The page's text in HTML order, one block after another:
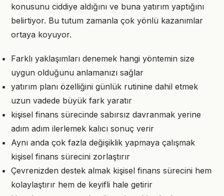
konusunu ciddiye aldığını ve buna yatırım yaptığını
belirtiyor. Bu tutum zamanla çok yönlü kazanımlar
ortaya koyuyor.
Farklı yaklaşımları denemek hangi yöntemin size
uygun olduğunu anlamanızı sağlar
yatırım planı özelliğini günlük rutinine dahil etmek
uzun vadede büyük fark yaratır
kişisel finans sürecinde sabırsız davranmak yerine
adım adım ilerlemek kalıcı sonuç verir
Aynı anda çok fazla değişiklik yapmaya çalışmak
kişisel finans sürecini zorlaştırır
Çevrenizden destek almak kişisel finans sürecini hem
kolaylaştırır hem de keyifli hale getirir